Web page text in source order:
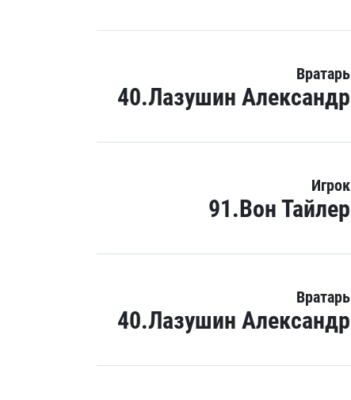
Вратарь
40.Лазушин Александр
Игрок
91.Вон Тайлер
Вратарь
40.Лазушин Александр